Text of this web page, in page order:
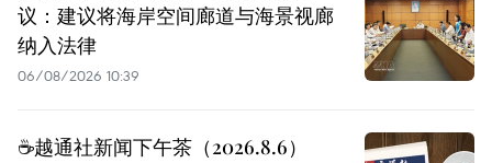
议：建议将海岸空间廊道与海景视廊
纳入法律
06/08/2026 10:39
☕️越通社新闻下午茶（2026.8.6）